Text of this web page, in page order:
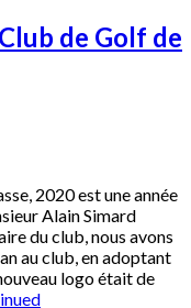
de Golf de
2020 est une année
Alain Simard
du club, nous avons
au club, en adoptant
logo était de